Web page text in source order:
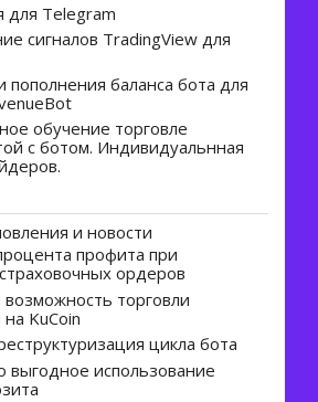
Telegram
сигналов TradingView для
пополнения баланса бота для
обучение торговле
с ботом. Индивидуальнная
и новости
профита при
ордеров
торговли
KuCoin
цикла бота
выгодное использование